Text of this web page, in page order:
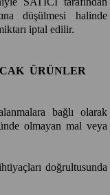
düşülmesi halinde
iptal edilir.
ÜRÜNLER
bağlı olarak
olmayan mal veya
doğrultusunda